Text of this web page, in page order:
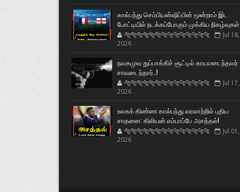
கால்பந்து செம்பியன்ஷிப்பின் மூன்றாம் இட
போட்டியில் நடக்கப்போகும் முக்கிய நிகழ்வுகள்
🐅🐅🐅🐅🐅🐅🐆🐆🐆🐆🐆🐆🐆🐆
Jul 18,
2026
நவகமுவ துப்பாக்கிச் சூட்டில் காயமடைந்தவர்
சாவடைந்தார்..!
🐅🐅🐅🐅🐅🐅🐆🐆🐆🐆🐆🐆🐆🐆
Jul 17,
2026
உலகக் கிண்ண கால்பந்து வரலாற்றில் புதிய
சாதனை: கிலியன் எம்பாப்பே அசத்தல்!
🐅🐅🐅🐅🐅🐅🐆🐆🐆🐆🐆🐆🐆🐆
Jul 01,
2026